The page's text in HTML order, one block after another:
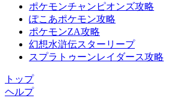
ポケモンチャンピオンズ攻略
ぽこあポケモン攻略
ポケモンZA攻略
幻想水滸伝スターリープ
スプラトゥーンレイダース攻略
トップ
ヘルプ